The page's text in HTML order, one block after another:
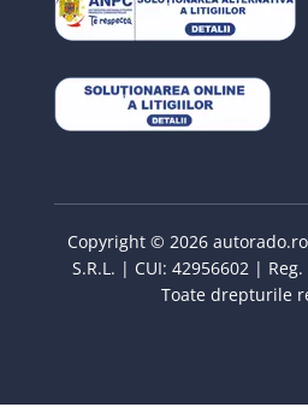
Copyright © 2026 autorado.ro
S.R.L. | CUI: 42956602 |
Toate drepturile